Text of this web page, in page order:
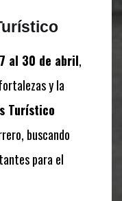
al 30 de abril,
y la
Turístico
buscando
para el